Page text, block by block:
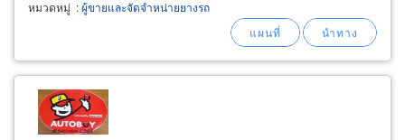
พร้อมเปลี่ยน ยางเปอร์เซ็นต์ในราคาย่อมเยา ถ้า
ยางเก่าเสีย ยางแตก ยางรั่วอยากเปลี่ยนยางเปอร์
เซ็นท์คุณภาพดีราคาถูก
หมวดหมู่ :ผู้ขายและจัดจำหน่ายยางรถ